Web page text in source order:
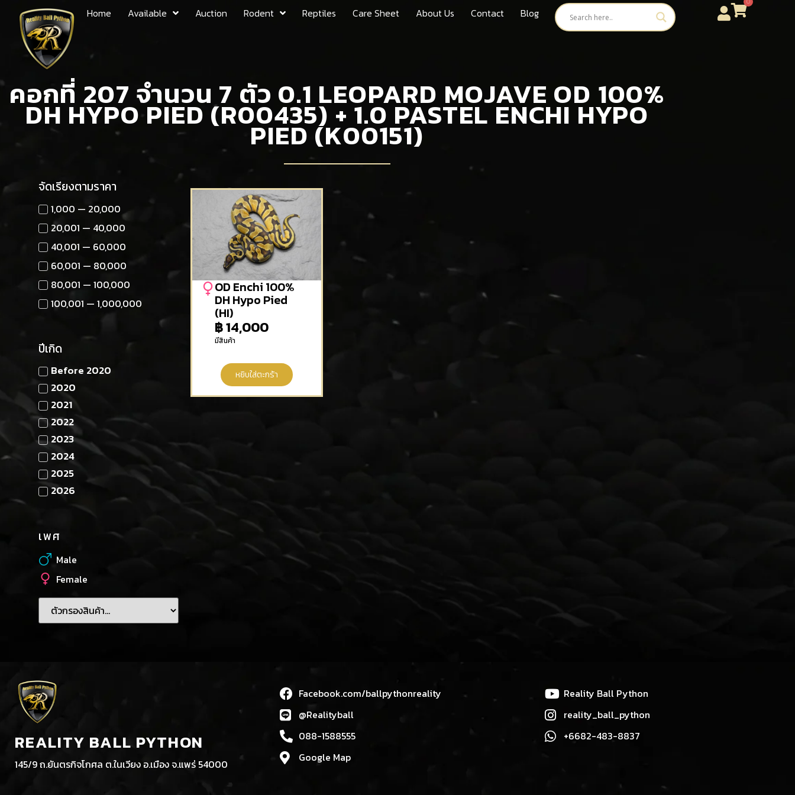
Home Available Auction Rodent Reptiles Care Sheet About Us Contact Blog
คอกที่ 207 จำนวน 7 ตัว 0.1 LEOPARD MOJAVE OD 100%
DH HYPO PIED (R00435) + 1.0 PASTEL ENCHI HYPO
PIED (K00151)
จัดเรียงตามราคา
1,000 — 20,000
20,001 — 40,000
40,001 — 60,000
60,001 — 80,000
80,001 — 100,000
100,001 — 1,000,000
ปีเกิด
Before 2020
2020
2021
2022
2023
2024
2025
2026
เพศ
Male
Female
OD Enchi 100%
DH Hypo Pied
(HI)
฿14,000
มีสินค้า
หยิบใส่ตะกร้า
REALITY BALL PYTHON
145/9 ถ.ยันตรกิจโกศล ต.ในเวียง อ.เมือง จ.แพร่ 54000
Facebook.com/ballpythonreality
@Realityball
088-1588555
Google Map
Reality Ball Python
reality_ball_python
+6682-483-8837